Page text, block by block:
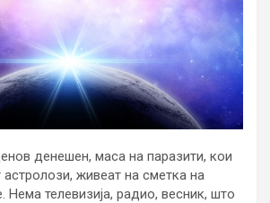
денешен, маса на паразити, кои
астролози, живеат на сметка на
Нема телевизија, радио, весник, што